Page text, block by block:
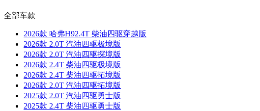
全部车款
2026款 哈弗H92.4T 柴油四驱穿越版
2026款 2.0T 汽油四驱极境版
2026款 2.0T 汽油四驱探境版
2026款 2.4T 柴油四驱极境版
2026款 2.4T 柴油四驱拓境版
2026款 2.0T 汽油四驱拓境版
2025款 2.0T 汽油四驱勇士版
2025款 2.4T 柴油四驱勇士版